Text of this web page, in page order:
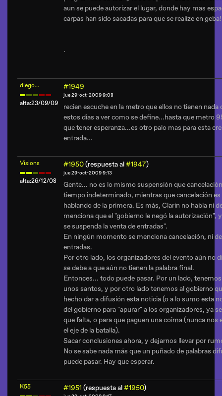
aun se puede autorizar el lugar, donde hay mas
carpas han sido sacadas para que se realize en geba!
.
diego...
alta:23/09/09
#1949
jue 29-oct-2009 9:08
recien escuche en la metro que ellos no tienen
estos dias a ver como se define...hasta que metro
que tener esperanza...es otro palo mas para esta
entrada...
Visions
alta:26/12/08
#1950(respuesta al#1947)
jue 29-oct-2009 9:13
Gente... no es lo mismo suspensión que
tiempo indeterminado, mientras que cancelación
hablando de la primera. Es más, Clarin no habla ni
menciona que el "gobierno le negó la autorización",
se suspenda la venta de entradas".
En ningún momento se menciona cancelación, ni
entradas.
Por otro lado, los organizadores del evento aún no
se debe a que aún no tienen la palabra final.
Entonces... todo puede pasar. Por un lado,
unos santos, y por otro lado tenemos al gobierno
hecho dar a difusión esta noticia (o a lo sumo esta
del gobierno para "apurar" a los organizadores, ya
que falta, o para que paguen una coima (nunca nos
el eje de la batalla).
Sacar conclusiones ahora, y dejarnos llevar por
No se sabe nada más que un puñado de palabras
puede pasar. Hay que esperar.
K55 #1951 (respuesta al#1950)